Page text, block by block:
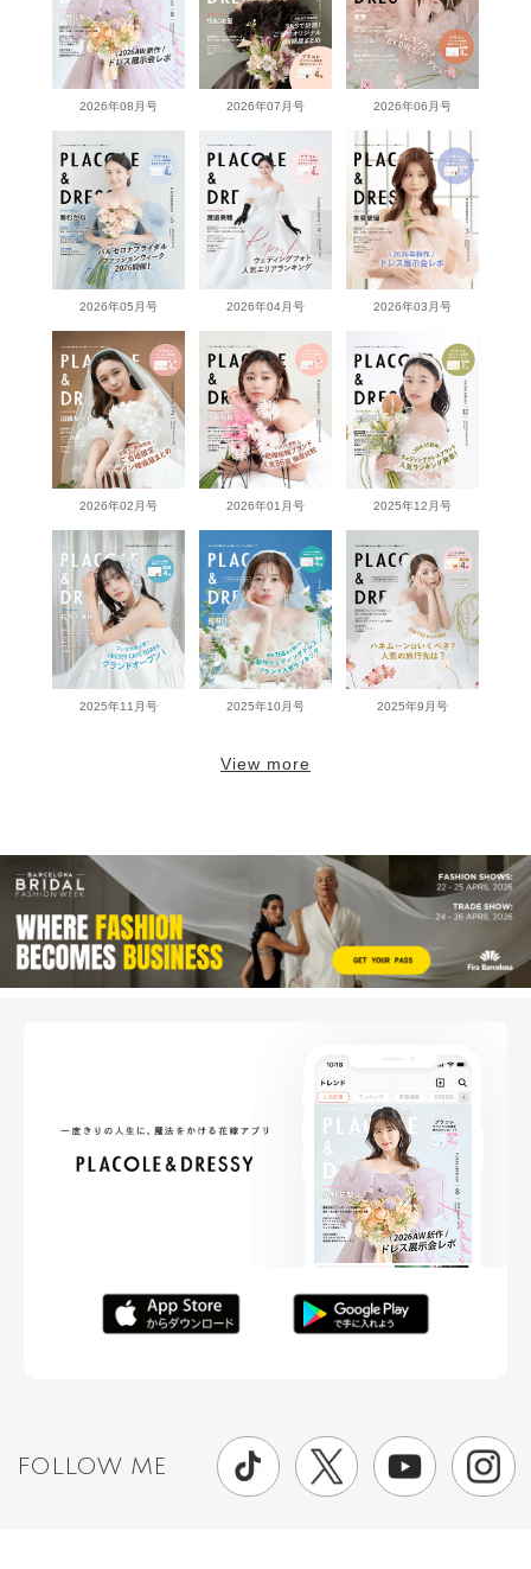
2026年08月号 2026年07月号 2026年06月号
2026年05月号 2026年04月号 2026年03月号
2026年02月号 2026年01月号 2025年12月号
2025年11月号 2025年10月号 2025年9月号
View more
FOLLOW ME